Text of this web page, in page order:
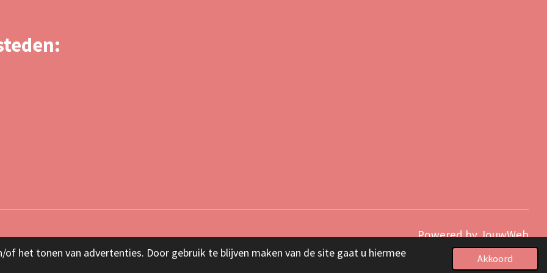
het tonen van advertenties. Door gebruik te blijven maken van de site gaat u hiermee
Akkoord
Powered byJouwWeb